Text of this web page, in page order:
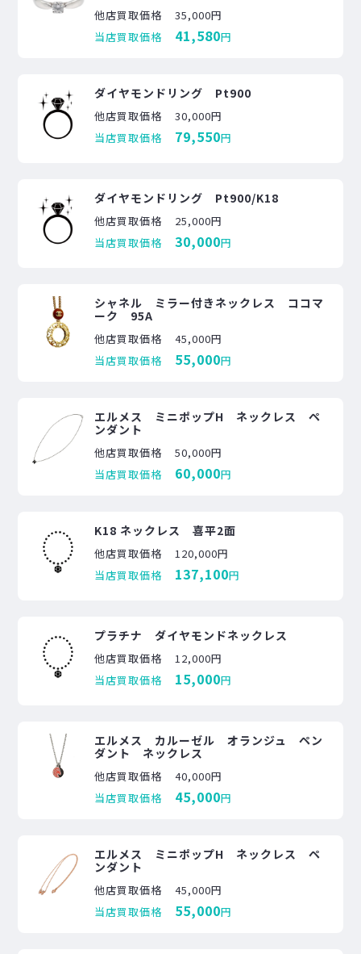
他店買取価格
35,000円
当店買取価格
41,580円
ダイヤモンドリング Pt900
他店買取価格
30,000円
当店買取価格
79,550円
ダイヤモンドリング Pt900/K18
他店買取価格
25,000円
当店買取価格
30,000円
シャネル ミラー付きネックレス ココマ
ーク 95A
他店買取価格
45,000円
当店買取価格
55,000円
エルメス ミニポップH ネックレス ペ
ンダント
他店買取価格
50,000円
当店買取価格
60,000円
K18 ネックレス 喜平2面
他店買取価格
120,000円
当店買取価格
137,100円
プラチナ ダイヤモンドネックレス
他店買取価格
12,000円
当店買取価格
15,000円
エルメス カルーゼル オランジュ ペン
ダント ネックレス
他店買取価格
40,000円
当店買取価格
45,000円
エルメス ミニポップH ネックレス ペ
ンダント
他店買取価格
45,000円
当店買取価格
55,000円